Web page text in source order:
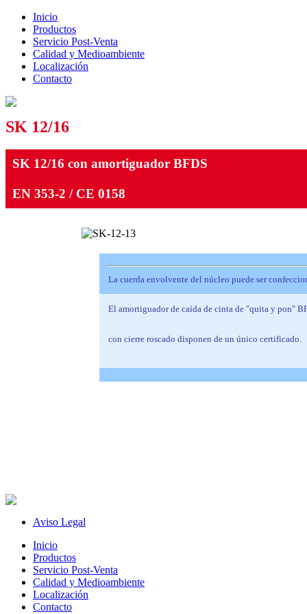
Inicio
Productos
Servicio Post-Venta
Calidad y Medioambiente
Localización
Contacto
SK 12/16
SK 12/16 con amortiguador BFDS
EN 353-2 / CE 0158
La cuerda envolvente del núcleo puede ser
El amortiguador de caída de cinta de "quita y pon"
con cierre roscado disponen de un único certificado.
Aviso Legal
Inicio
Productos
Servicio Post-Venta
Calidad y Medioambiente
Localización
Contacto